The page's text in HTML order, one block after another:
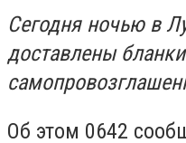
Сегодня ночью в
доставлены
Об этом 0642